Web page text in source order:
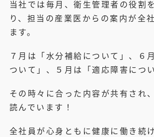
当社では毎月、衛生管理者の役割
り、担当の産業医からの案内が全
ます。
７月は「水分補給について」、６
ついて」、５月は「適応障害につ
その時々に合った内容が共有され
読んでいます！
全社員が心身ともに健康に働き続